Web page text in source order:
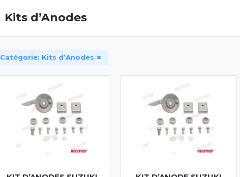
Kits d’Anodes
Catégorie: Kits d’Anodes ×